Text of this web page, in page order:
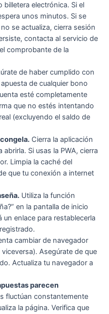
electrónica. Si el
unos minutos. Si se
se actualiza, cierra sesión
contacta al servicio de
comprobante de la
de haber cumplido con
de cualquier bono
esté completamente
que no estés intentando
(excluyendo el saldo de
Cierra la aplicación
Si usas la PWA, cierra
Limpia la caché del
que tu conexión a internet
Utiliza la función
en la pantalla de inicio
un enlace para restablecerla
cambiar de navegador
Asegúrate de que
Actualiza tu navegador a
parecen
fluctúan constantemente
la página. Verifica que